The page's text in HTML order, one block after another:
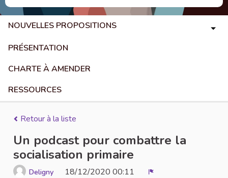
NOUVELLES PROPOSITIONS
PRÉSENTATION
CHARTE À AMENDER
RESSOURCES
Retour à la liste
Un podcast pour combattre la
socialisation primaire
Deligny 18/12/2020 00:11